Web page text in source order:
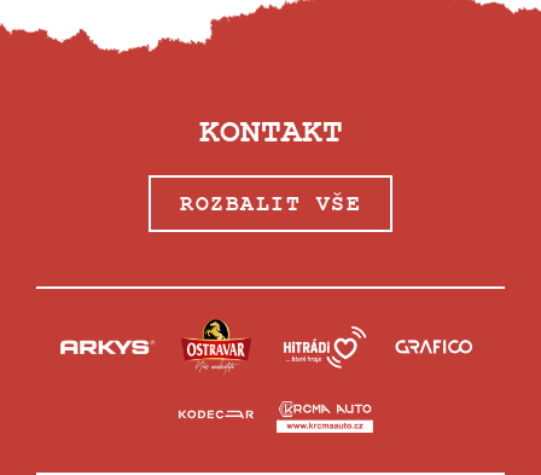
KONTAKT
ROZBALIT VŠE